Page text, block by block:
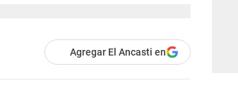
Agregar El Ancasti en